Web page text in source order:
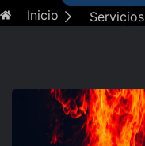
Inicio Servicios